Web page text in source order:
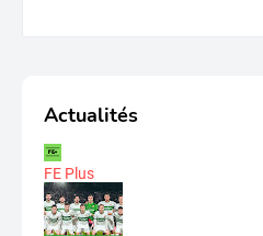
Actualités
FE Plus